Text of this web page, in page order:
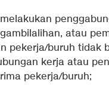
atau
pekerja/buruh tidak
kerja atau
pekerja/buruh;